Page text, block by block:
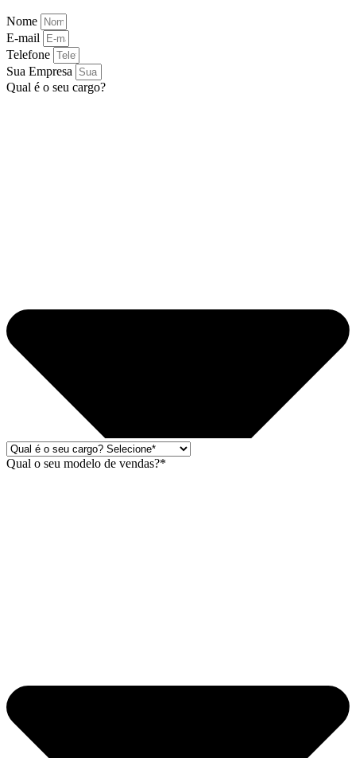
Nome
E-mail
Telefone
Sua Empresa
Qual é o seu cargo?
Qual o seu modelo de vendas?*